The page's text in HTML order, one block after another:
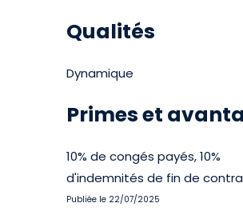
Qualités
Dynamique
Primes et
10% de congés payés, 10%
d'indemnités de fin de
Publiée le 22/07/2025